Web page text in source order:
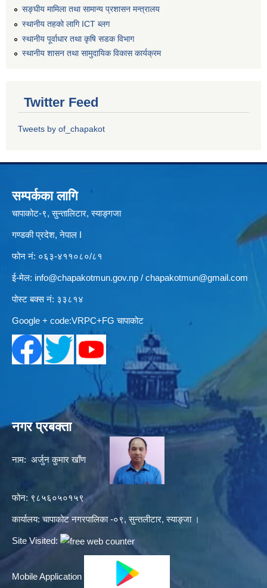
सङ्घीय मामिला तथा सामान्य प्रशासन मन्त्रालय
स्थानीय तहको लागि ICT ब्लग
स्थानीय पूर्वाधार तथा कृषि सडक विभाग
स्थानीय शासन तथा सामुदायिक विकास कार्यक्रम
Twitter Feed
Tweets by of_chapakot
सम्पर्कका लागि
चापाकोट-९, सुन्तालिटार, स्याङ्गजा
गण्डकी प्रदेश, नेपाल I
फोन नं: ०६३-४११०८०/८१
ई-मेल: info@chapakotmun.gov.np / chapakotmun@gmail.com
पोस्ट बक्स नं: ३३८१४
Google + code:VRPC+FG चापाकोट
नगर प्रबक्ता
नाम: अर्जुन कुमार खाँण
फोन: ९८५६०५०१५९
कार्यालय: चापाकोट नगरपालिका -०९, सुन्तलीटार, स्याङ्जा ।
Site Visited:
Mobile Application